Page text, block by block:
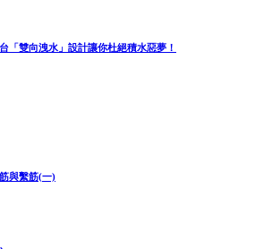
「雙向洩水」設計讓你杜絕積水惡夢！
與繫筋(一)